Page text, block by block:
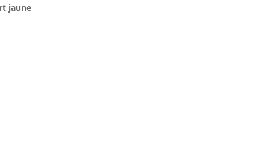
jaune